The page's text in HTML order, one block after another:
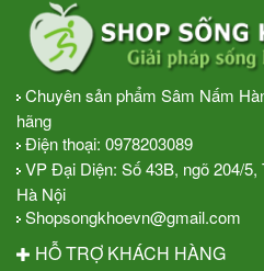
Chuyên sản phẩm Sâm Nấm
hãng
Điện thoại: 0978203089
VP Đại Diện: Số 43B, ngõ 204/
Hà Nội
Shopsongkhoevn@gmail.com
HỖ TRỢ KHÁCH HÀNG